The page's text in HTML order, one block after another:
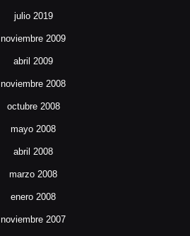
julio 2019
noviembre 2009
abril 2009
noviembre 2008
octubre 2008
mayo 2008
abril 2008
marzo 2008
enero 2008
noviembre 2007